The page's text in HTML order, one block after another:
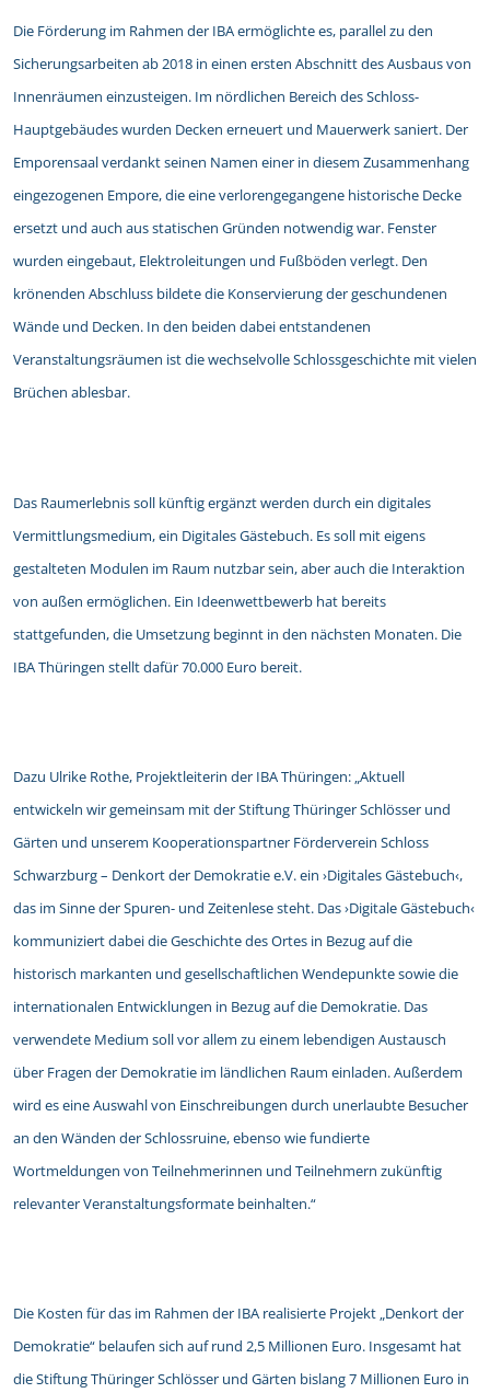
Die Förderung im Rahmen der IBA ermöglichte es, parallel zu den
Sicherungsarbeiten ab 2018 in einen ersten Abschnitt des Ausbaus von
Innenräumen einzusteigen. Im nördlichen Bereich des Schloss-
Hauptgebäudes wurden Decken erneuert und Mauerwerk saniert. Der
Emporensaal verdankt seinen Namen einer in diesem Zusammenhang
eingezogenen Empore, die eine verlorengegangene historische Decke
ersetzt und auch aus statischen Gründen notwendig war. Fenster
wurden eingebaut, Elektroleitungen und Fußböden verlegt. Den
krönenden Abschluss bildete die Konservierung der geschundenen
Wände und Decken. In den beiden dabei entstandenen
Veranstaltungsräumen ist die wechselvolle Schlossgeschichte mit vielen
Brüchen ablesbar.
Das Raumerlebnis soll künftig ergänzt werden durch ein digitales
Vermittlungsmedium, ein Digitales Gästebuch. Es soll mit eigens
gestalteten Modulen im Raum nutzbar sein, aber auch die Interaktion
von außen ermöglichen. Ein Ideenwettbewerb hat bereits
stattgefunden, die Umsetzung beginnt in den nächsten Monaten. Die
IBA Thüringen stellt dafür 70.000 Euro bereit.
Dazu Ulrike Rothe, Projektleiterin der IBA Thüringen: „Aktuell
entwickeln wir gemeinsam mit der Stiftung Thüringer Schlösser und
Gärten und unserem Kooperationspartner Förderverein Schloss
Schwarzburg – Denkort der Demokratie e.V. ein ›Digitales Gästebuch‹,
das im Sinne der Spuren- und Zeitenlese steht. Das ›Digitale Gästebuch‹
kommuniziert dabei die Geschichte des Ortes in Bezug auf die
historisch markanten und gesellschaftlichen Wendepunkte sowie die
internationalen Entwicklungen in Bezug auf die Demokratie. Das
verwendete Medium soll vor allem zu einem lebendigen Austausch
über Fragen der Demokratie im ländlichen Raum einladen. Außerdem
wird es eine Auswahl von Einschreibungen durch unerlaubte Besucher
an den Wänden der Schlossruine, ebenso wie fundierte
Wortmeldungen von Teilnehmerinnen und Teilnehmern zukünftig
relevanter Veranstaltungsformate beinhalten.“
Die Kosten für das im Rahmen der IBA realisierte Projekt „Denkort der
Demokratie“ belaufen sich auf rund 2,5 Millionen Euro. Insgesamt hat
die Stiftung Thüringer Schlösser und Gärten bislang 7 Millionen Euro in